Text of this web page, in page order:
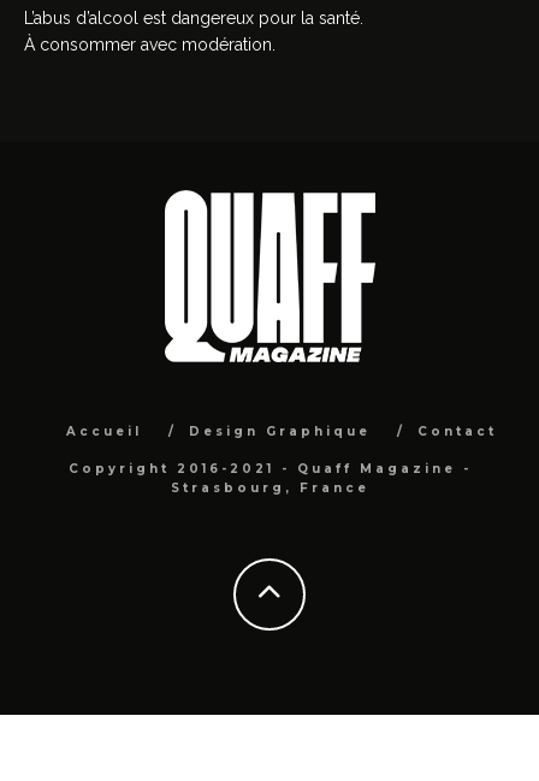
L’abus d’alcool est dangereux pour la santé.
À consommer avec modération.
Accueil Design Graphique Contact
Copyright 2016-2021 - Quaff Magazine -
Strasbourg, France